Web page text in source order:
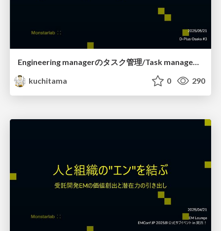
Engineering managerのタスク管理/Task management of Engineering manager
kuchitama
0 290